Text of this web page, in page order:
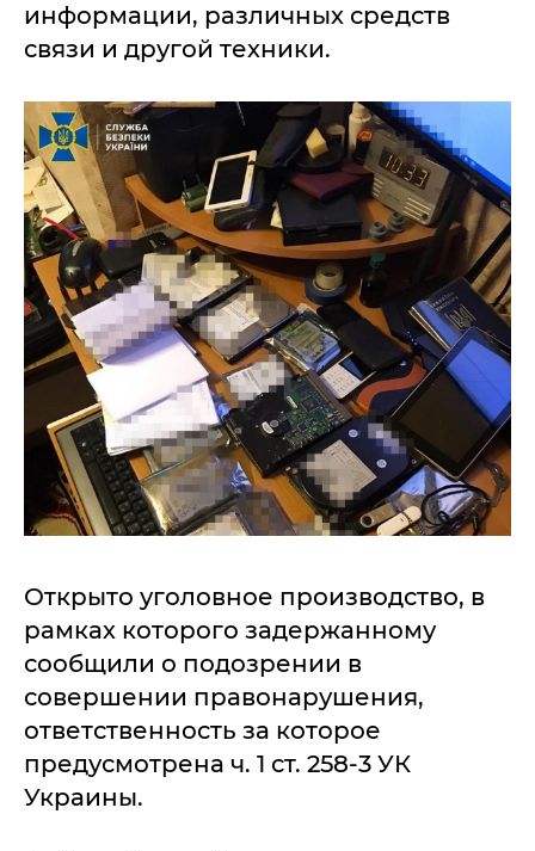
информации, различных средств
связи и другой техники.
Открыто уголовное производство, в
рамках которого задержанному
сообщили о подозрении в
совершении правонарушения,
ответственность за которое
предусмотрена ч. 1 ст. 258-3 УК
Украины.